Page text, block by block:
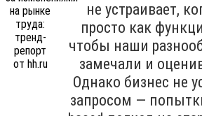
не устраивает,
просто как
чтобы наши
замечали и
Однако бизнес не
запросом —